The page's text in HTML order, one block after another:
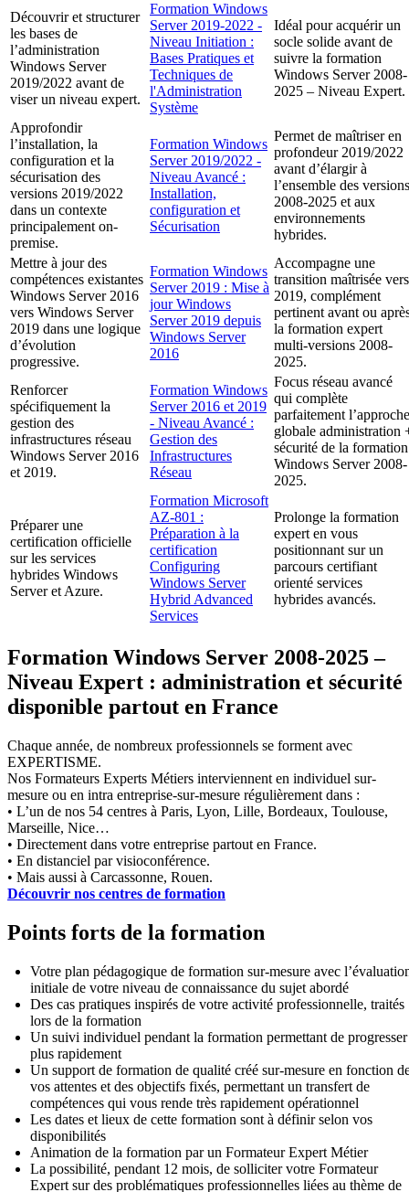
Découvrir et structurer
les bases de
l’administration
Windows Server
2019/2022 avant de
viser un niveau expert.
Formation Windows
Server 2019-2022 -
Niveau Initiation :
Bases Pratiques et
Techniques de
l'Administration
Système
Idéal pour acquérir un
socle solide avant de
suivre la formation
Windows Server 2008-
2025 – Niveau Expert.
Approfondir
l’installation, la
configuration et la
sécurisation des
versions 2019/2022
dans un contexte
principalement on-
premise.
Formation Windows
Server 2019/2022 -
Niveau Avancé :
Installation,
configuration et
Sécurisation
Permet de maîtriser en
profondeur 2019/2022
avant d’élargir à
l’ensemble des versions
2008-2025 et aux
environnements
hybrides.
Mettre à jour des
compétences existantes
Windows Server 2016
vers Windows Server
2019 dans une logique
d’évolution
progressive.
Formation Windows
Server 2019 : Mise à
jour Windows
Server 2019 depuis
Windows Server
2016
Accompagne une
transition maîtrisée vers
2019, complément
pertinent avant ou
la formation expert
multi-versions 2008-
2025.
Renforcer
spécifiquement la
gestion des
infrastructures réseau
Windows Server 2016
et 2019.
Formation Windows
Server 2016 et 2019
- Niveau Avancé :
Gestion des
Infrastructures
Réseau
Focus réseau avancé
qui complète
parfaitement l’approche
globale administration
sécurité de la formation
Windows Server 2008-
2025.
Préparer une
certification officielle
sur les services
hybrides Windows
Server et Azure.
Formation Microsoft
AZ-801 :
Préparation à la
certification
Configuring
Windows Server
Hybrid Advanced
Services
Prolonge la formation
expert en vous
positionnant sur un
parcours certifiant
orienté services
hybrides avancés.
Formation Windows Server 2008-2025 –
Niveau Expert : administration et sécurité
disponible partout en France
Chaque année, de nombreux professionnels se forment avec
EXPERTISME.
Nos Formateurs Experts Métiers interviennent en individuel sur-
mesure ou en intra entreprise-sur-mesure régulièrement dans :
• L’un de nos 54 centres à Paris, Lyon, Lille, Bordeaux, Toulouse,
Marseille, Nice…
• Directement dans votre entreprise partout en France.
• En distanciel par visioconférence.
• Mais aussi à Carcassonne, Rouen.
Découvrir nos centres de formation
Points forts de la formation
Votre plan pédagogique de formation sur-mesure avec
initiale de votre niveau de connaissance du sujet abordé
Des cas pratiques inspirés de votre activité professionnelle, traités
lors de la formation
Un suivi individuel pendant la formation permettant de progresser
plus rapidement
Un support de formation de qualité créé sur-mesure en fonction
vos attentes et des objectifs fixés, permettant un transfert de
compétences qui vous rende très rapidement opérationnel
Les dates et lieux de cette formation sont à définir selon vos
disponibilités
Animation de la formation par un Formateur Expert Métier
La possibilité, pendant 12 mois, de solliciter votre Formateur
Expert sur des problématiques professionnelles liées au thème de